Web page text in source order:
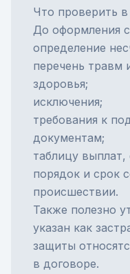
Что проверить в
До оформления
определение
перечень травм
здоровья;
исключения;
требования к
документам;
таблицу
порядок и срок
происшествии.
Также полезно
указан как
защиты
в договоре.